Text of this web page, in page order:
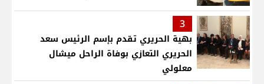
3
بهية الحريري تقدم بإسم الرئيس سعد
الحريري التعازي بوفاة الراحل ميشال
معلولي